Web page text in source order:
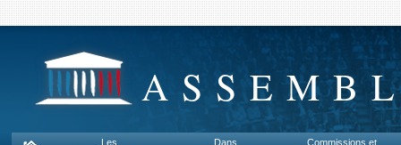
Les
Dans
Commissions et